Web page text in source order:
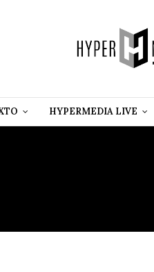
HYPERMEDIA LIVE